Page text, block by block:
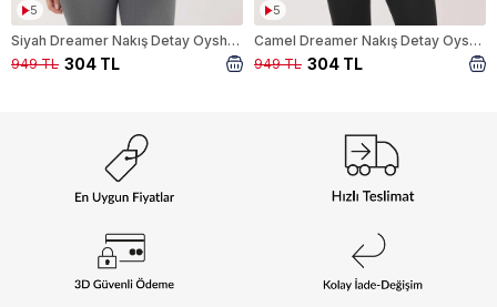
5
Siyah Dreamer Nakış Detay Oysho Sweat 4004
304 TL
949 TL
5
Camel Dreamer Nakış Detay Oysho Sweat 4004
304 TL
949 TL